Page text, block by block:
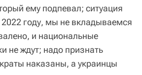
ему подпевал; ситуация
году, мы не вкладываемся
и национальные
не ждут; надо признать
наказаны, а украинцы